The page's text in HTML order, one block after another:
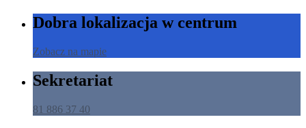
Dobra lokalizacja w centrum
Zobacz na mapie
Sekretariat
81 886 37 40